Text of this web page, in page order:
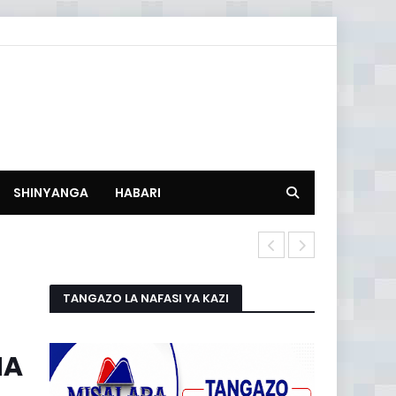
SHINYANGA HABARI
TANGAZO LA NAFASI YA KAZI